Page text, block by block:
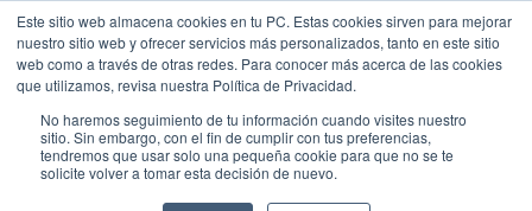
Este sitio web almacena cookies en tu PC. Estas cookies sirven para mejorar
nuestro sitio web y ofrecer servicios más personalizados, tanto en este sitio
web como a través de otras redes. Para conocer más acerca de las cookies
que utilizamos, revisa nuestra Política de Privacidad.
No haremos seguimiento de tu información cuando visites nuestro
sitio. Sin embargo, con el fin de cumplir con tus preferencias,
tendremos que usar solo una pequeña cookie para que no se te
solicite volver a tomar esta decisión de nuevo.
NOTICIAS